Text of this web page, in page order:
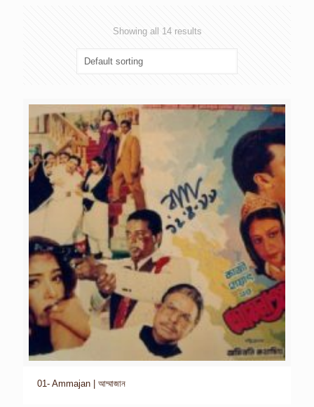
Showing all 14 results
01- Ammajan | আম্মাজান